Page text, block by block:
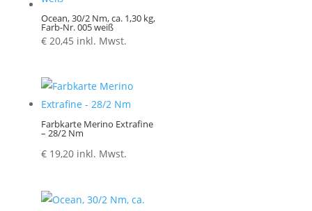
Ocean, 30/2 Nm, ca. 1,30 kg,
Farb-Nr. 005 weiß
€20,45 inkl. Mwst.
Farbkarte Merino Extrafine
– 28/2 Nm
€19,20 inkl. Mwst.